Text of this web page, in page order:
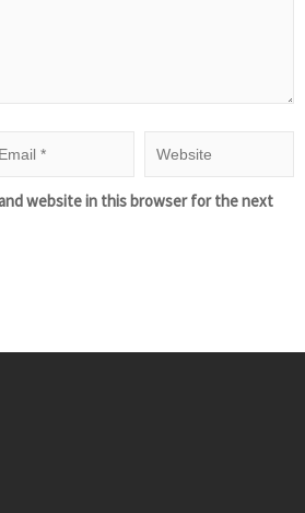
and website in this browser for the next